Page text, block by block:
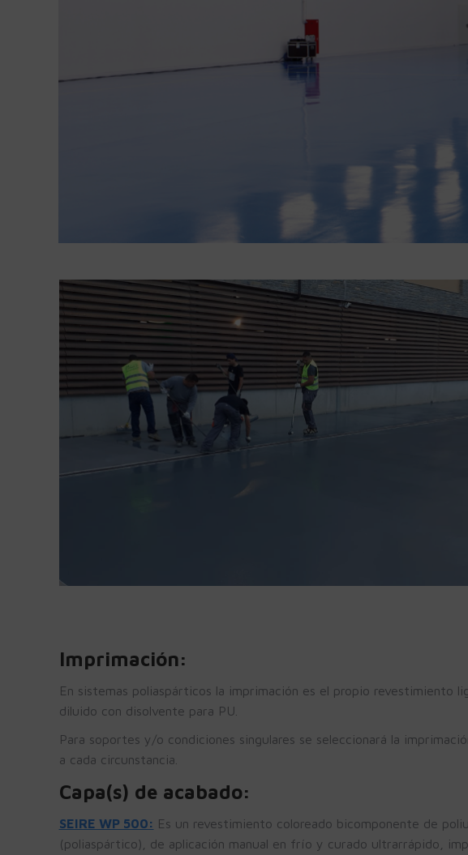
Imprimación:
En sistemas poliaspárticos la imprimación es el propio revestimiento
diluido con disolvente para PU.
Para soportes y/o condiciones singulares se seleccionará la
a cada circunstancia.
Capa(s) de acabado:
SEIRE WP 500: Es un revestimiento coloreado bicomponente de
(poliaspártico), de aplicación manual en frío y curado ultrarrápido,